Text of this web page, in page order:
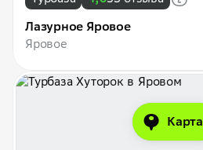
Лазурное Яровое
Яровое
Карта